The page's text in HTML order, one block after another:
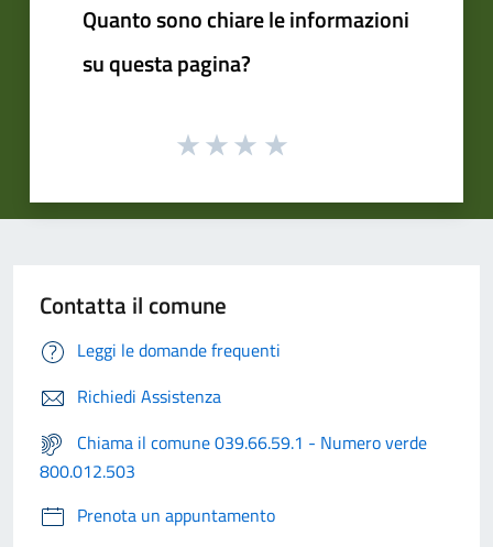
Quanto sono chiare le informazioni
su questa pagina?
Contatta il comune
Leggi le domande frequenti
Richiedi Assistenza
Chiama il comune 039.66.59.1 - Numero verde
800.012.503
Prenota un appuntamento